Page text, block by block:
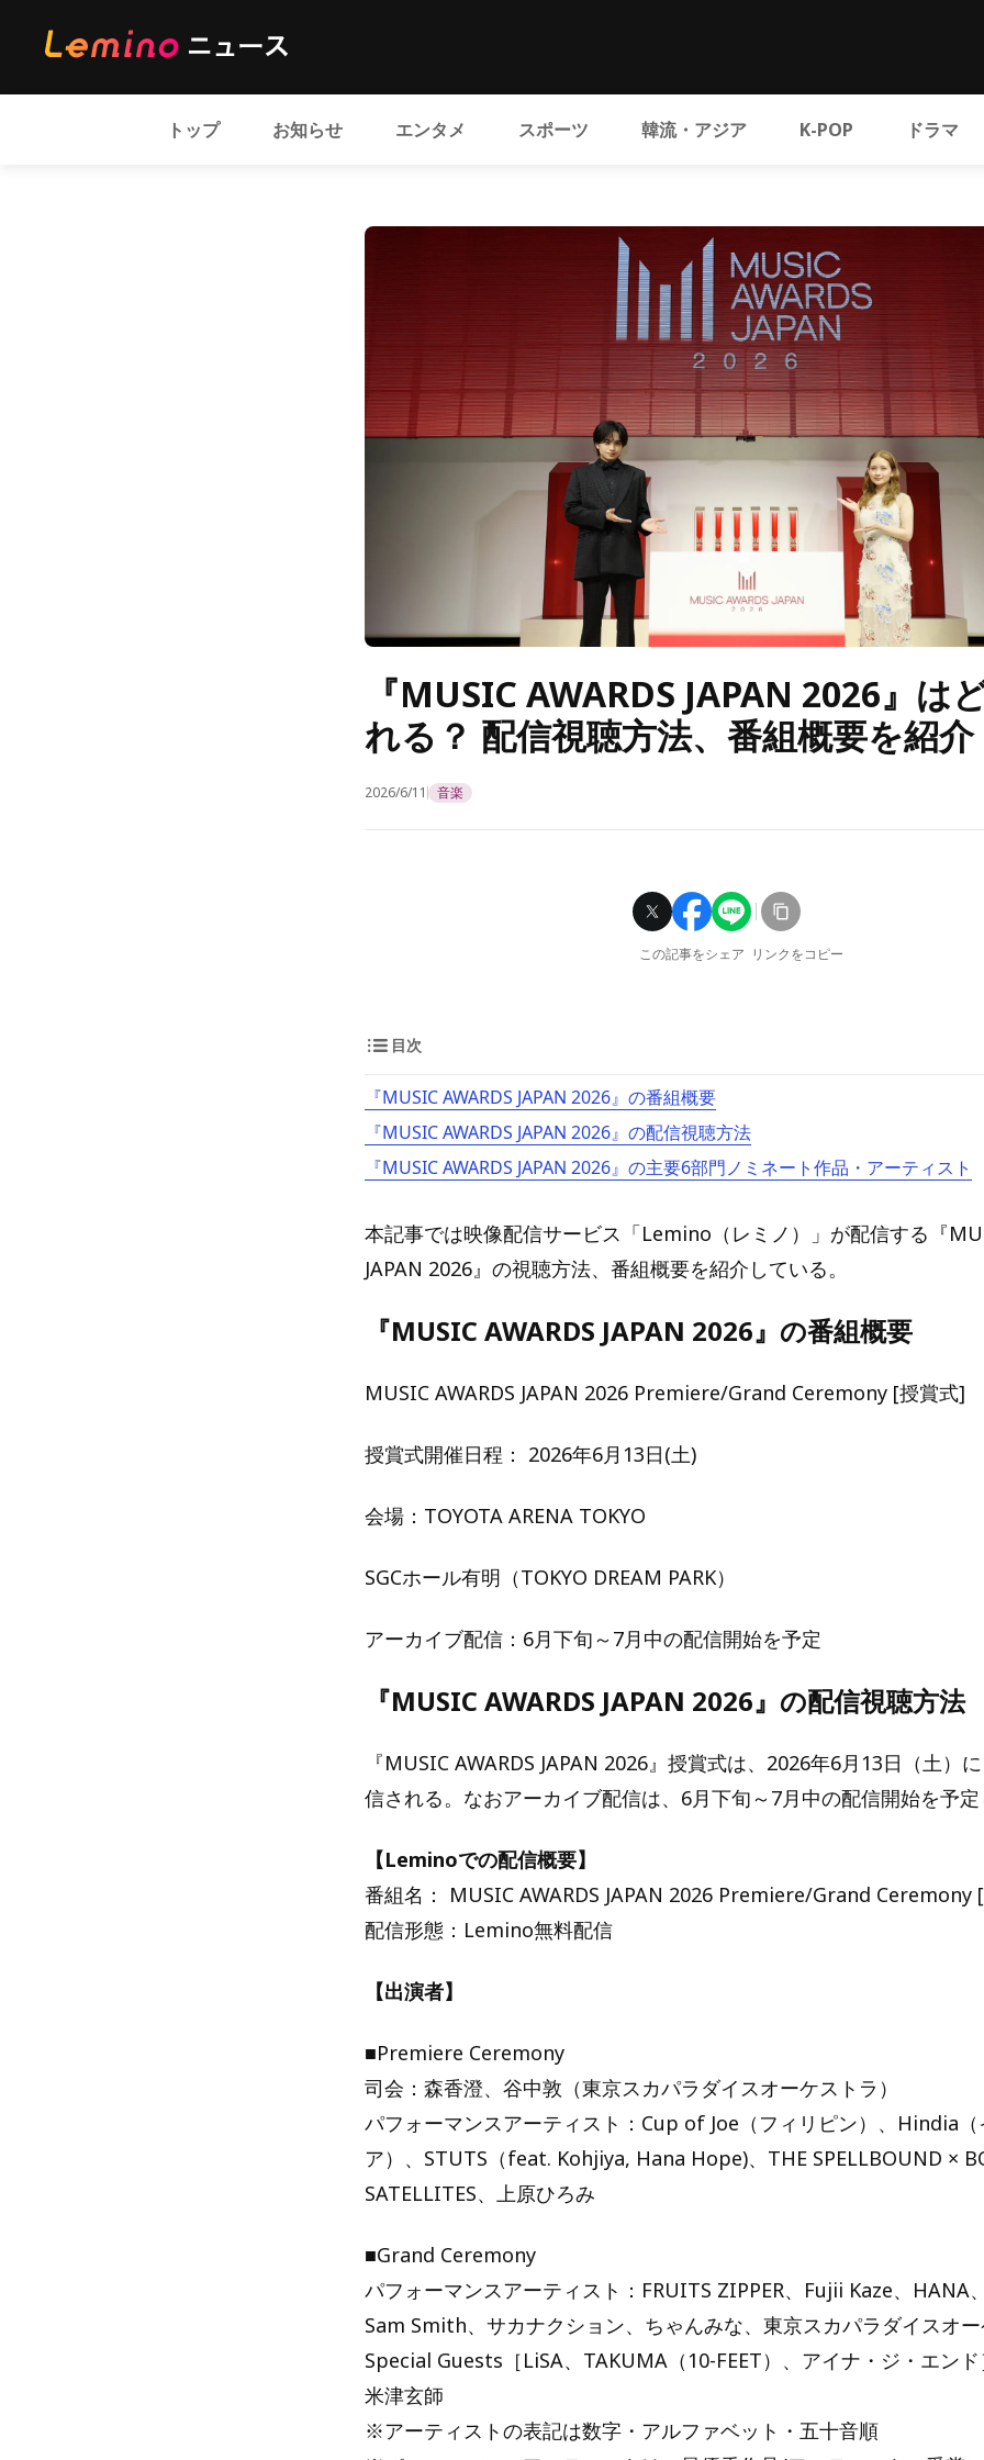
トップ お知らせ エンタメ スポーツ 韓流・アジア K-POP ドラマ
『MUSIC AWARDS JAPAN 2026』は
れる？ 配信視聴方法、番組概要を紹介
2026/6/11 音楽
この記事をシェア リンクをコピー
目次
『MUSIC AWARDS JAPAN 2026』の番組概要
『MUSIC AWARDS JAPAN 2026』の配信視聴方法
『MUSIC AWARDS JAPAN 2026』の主要6部門ノミネート作品・アーティスト
本記事では映像配信サービス「Lemino（レミノ）」が配信する『
JAPAN 2026』の視聴方法、番組概要を紹介している。
『MUSIC AWARDS JAPAN 2026』の番組概要
MUSIC AWARDS JAPAN 2026 Premiere/Grand Ceremony [授賞式]
授賞式開催日程： 2026年6月13日(土)
会場：TOYOTA ARENA TOKYO
SGCホール有明（TOKYO DREAM PARK）
アーカイブ配信：6月下旬～7月中の配信開始を予定
『MUSIC AWARDS JAPAN 2026』の配信視聴方法
『MUSIC AWARDS JAPAN 2026』授賞式は、2026年6月13日（土）
信される。なおアーカイブ配信は、6月下旬～7月中の配信開始を予
【Leminoでの配信概要】
番組名： MUSIC AWARDS JAPAN 2026 Premiere/Grand Ceremony
配信形態：Lemino無料配信
【出演者】
■Premiere Ceremony
司会：森香澄、谷中敦（東京スカパラダイスオーケストラ）
パフォーマンスアーティスト：Cup of Joe（フィリピン）、Hindia
ア）、STUTS（feat. Kohjiya, Hana Hope)、THE SPELLBOUND ×
SATELLITES、上原ひろみ
■Grand Ceremony
パフォーマンスアーティスト：FRUITS ZIPPER、Fujii Kaze、HANA
Sam Smith、サカナクション、ちゃんみな、東京スカパラダイスオ
Special Guests［LiSA、TAKUMA（10-FEET）、アイナ・ジ・エン
⽶津⽞師
※アーティストの表記は数字・アルファベット・五十音順